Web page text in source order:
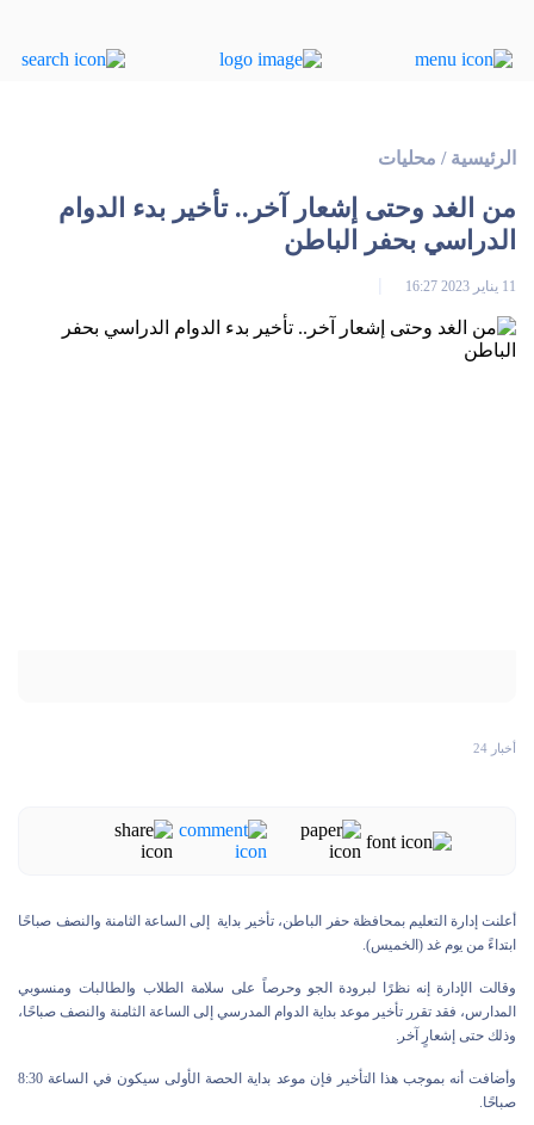
الرئيسية / محليات
من الغد وحتى إشعار آخر.. تأخير بدء الدوام
الدراسي بحفر الباطن
11 يناير 2023 16:27
أخبار 24
أعلنت إدارة التعليم بمحافظة حفر الباطن، تأخير بداية إلى الساعة الثامنة والنصف صباحًا
ابتداءً من يوم غد (الخميس).
وقالت الإدارة إنه نظرًا لبرودة الجو وحرصاً على سلامة الطلاب والطالبات ومنسوبي
المدارس، فقد تقرر تأخير موعد بداية الدوام المدرسي إلى الساعة الثامنة والنصف صباحًا،
وذلك حتى إشعارٍ آخر.
وأضافت أنه بموجب هذا التأخير فإن موعد بداية الحصة الأولى سيكون في الساعة 8:30
صباحًا.